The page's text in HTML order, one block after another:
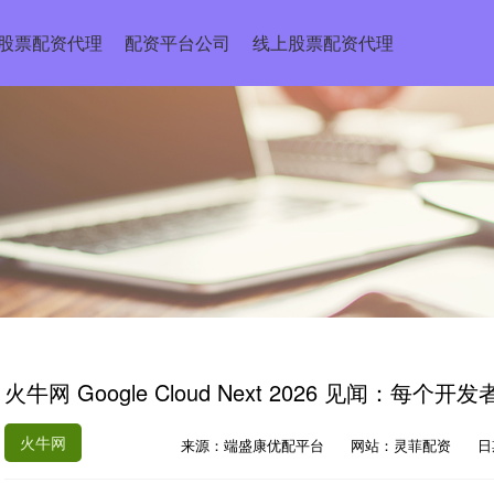
票配资代理 配资平台公司 线上股票配资代理
火牛网 Google Cloud Next 2026 见闻：每个开发
火牛网 来源：端盛康优配平台 网站：灵菲配资